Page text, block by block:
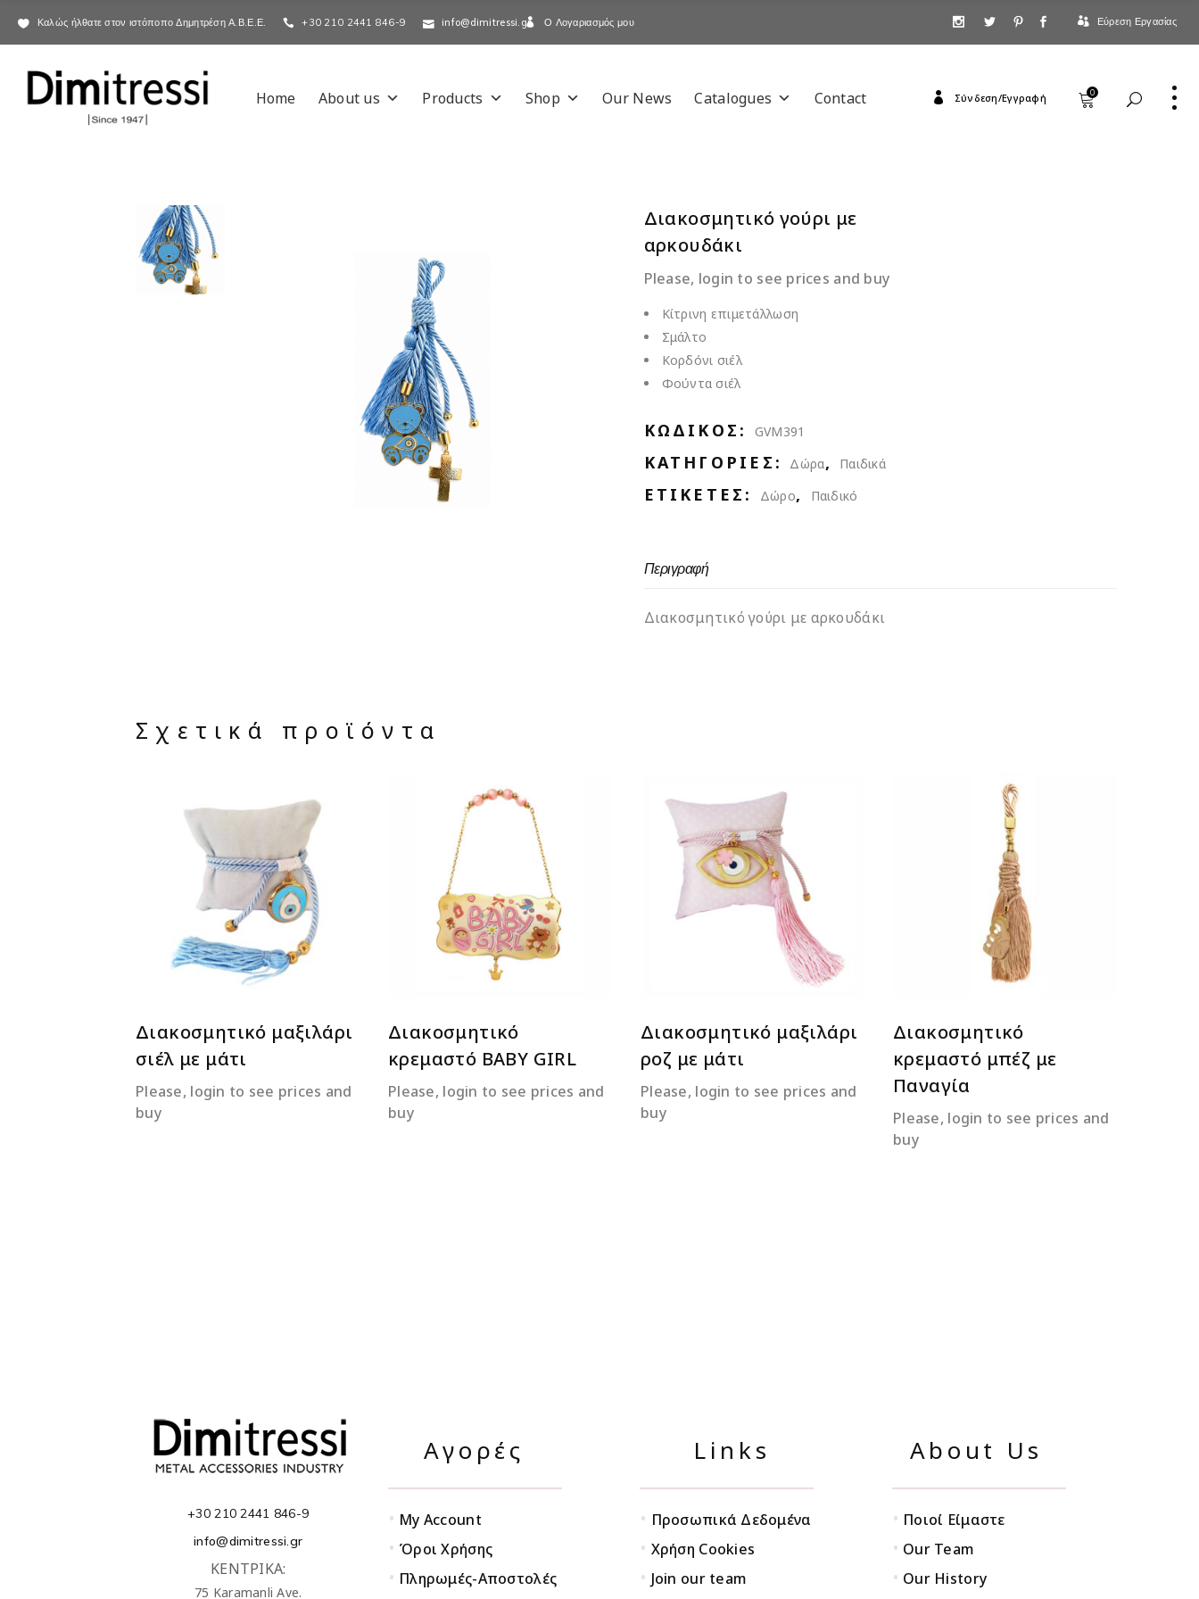
Καλώς ήλθατε στον ιστόποπο Δημητρέση Α.Β.Ε.Ε. +30 210 2441 846-9 info@dimitressi.gr Ο Λογαριασμός μου Εύρεση Εργασίας
Home About us Products Shop Our News Catalogues Contact Σύνδεση/Εγγραφή 0
Διακοσμητικό γούρι με
αρκουδάκι
Please, login to see prices and buy
Κίτρινη επιμετάλλωση
Σμάλτο
Κορδόνι σιέλ
Φούντα σιέλ
ΚΩΔΙΚΌΣ: GVM391
ΚΑΤΗΓΟΡΊΕΣ: Δώρα, Παιδικά
ΕΤΙΚΈΤΕΣ: Δώρο, Παιδικό
Περιγραφή
Διακοσμητικό γούρι με αρκουδάκι
Σχετικά προϊόντα
ΔΙΑΒΆΣΤΕ ΠΕΡΙΣΣΌΤΕΡΑ
Διακοσμητικό μαξιλάρι
σιέλ με μάτι
Please, login to see prices and
buy
ΔΙΑΒΆΣΤΕ ΠΕΡΙΣΣΌΤΕΡΑ
Διακοσμητικό
κρεμαστό BABY GIRL
Please, login to see prices and
buy
ΔΙΑΒΆΣΤΕ ΠΕΡΙΣΣΌΤΕΡΑ
Διακοσμητικό μαξιλάρι
ροζ με μάτι
Please, login to see prices and
buy
ΔΙΑΒΆΣΤΕ ΠΕΡΙΣΣΌΤΕΡΑ
Διακοσμητικό
κρεμαστό μπέζ με
Παναγία
Please, login to see prices and
buy
+30 210 2441 846-9
info@dimitressi.gr
ΚΕΝΤΡΙΚΑ:
75 Karamanli Ave.
Αγορές
• My Account
• Όροι Χρήσης
• Πληρωμές-Αποστολές
Links
• Προσωπικά Δεδομένα
• Χρήση Cookies
• Join our team
About Us
• Ποιοί Είμαστε
• Our Team
• Our History